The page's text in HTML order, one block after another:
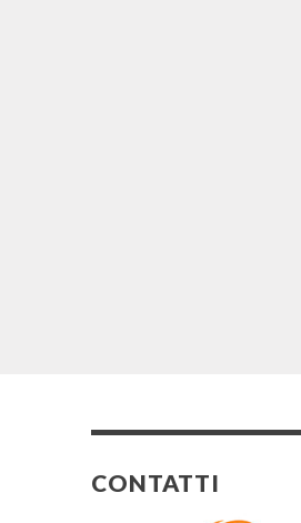
CONTATTI